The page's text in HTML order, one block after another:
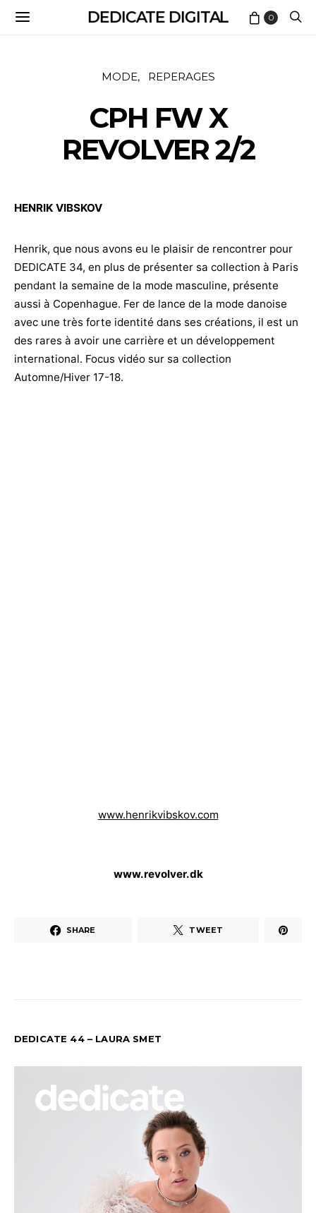
DEDICATE DIGITAL 0
MODE REPERAGES
CPH FW X
REVOLVER 2/2
HENRIK VIBSKOV
Henrik, que nous avons eu le plaisir de rencontrer pour
DEDICATE 34, en plus de présenter sa collection à Paris
pendant la semaine de la mode masculine, présente
aussi à Copenhague. Fer de lance de la mode danoise
avec une très forte identité dans ses créations, il est un
des rares à avoir une carrière et un développement
international. Focus vidéo sur sa collection
Automne/Hiver 17-18.
www.henrikvibskov.com
www.revolver.dk
SHARE TWEET
DEDICATE 44 – LAURA SMET